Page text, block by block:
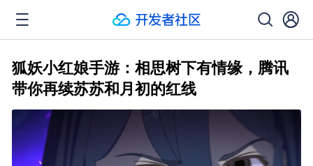
狐妖小红娘手游：相思树下有情缘，腾讯
带你再续苏苏和月初的红线